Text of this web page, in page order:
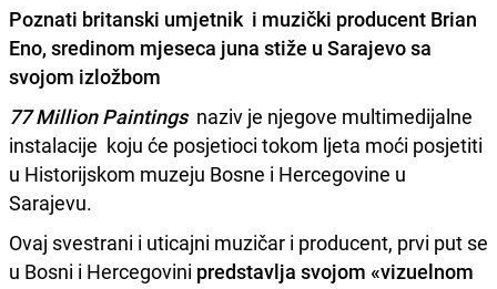
Poznati britanski umjetnik i muzički producent Brian
Eno, sredinom mjeseca juna stiže u Sarajevo sa
svojom izložbom
77 Million Paintings naziv je njegove multimedijalne
instalacije koju će posjetioci tokom ljeta moći posjetiti
u Historijskom muzeju Bosne i Hercegovine u
Sarajevu.
Ovaj svestrani i uticajni muzičar i producent, prvi put se
u Bosni i Hercegovini predstavlja svojom «vizuelnom